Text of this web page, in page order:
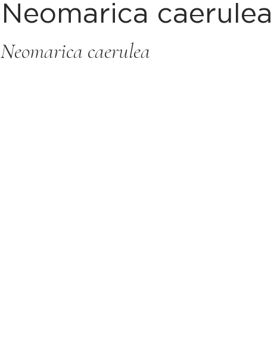
Neomarica caerulea
Neomarica caerulea